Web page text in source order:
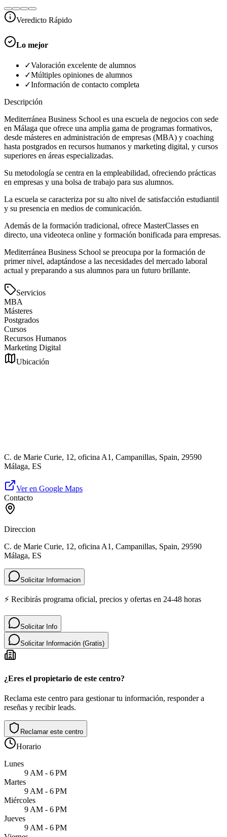
Veredicto Rápido
Lo mejor
✓Valoración excelente de alumnos
✓Múltiples opiniones de alumnos
✓Información de contacto completa
Descripción
Mediterránea Business School es una escuela de negocios con sede
en Málaga que ofrece una amplia gama de programas formativos,
desde másteres en administración de empresas (MBA) y coaching
hasta postgrados en recursos humanos y marketing digital, y cursos
superiores en áreas especializadas.
Su metodología se centra en la empleabilidad, ofreciendo prácticas
en empresas y una bolsa de trabajo para sus alumnos.
La escuela se caracteriza por su alto nivel de satisfacción estudiantil
y su presencia en medios de comunicación.
Además de la formación tradicional, ofrece MasterClasses en
directo, una videoteca online y formación bonificada para empresas.
Mediterránea Business School se preocupa por la formación de
primer nivel, adaptándose a las necesidades del mercado laboral
actual y preparando a sus alumnos para un futuro brillante.
Servicios
MBA
Másteres
Postgrados
Cursos
Recursos Humanos
Marketing Digital
Ubicación
C. de Marie Curie, 12, oficina A1, Campanillas, Spain, 29590
Málaga, ES
Ver en Google Maps
Contacto
Direccion
C. de Marie Curie, 12, oficina A1, Campanillas, Spain, 29590
Málaga, ES
Solicitar Informacion
⚡ Recibirás programa oficial, precios y ofertas en 24-48 horas
Solicitar Info
Solicitar Información (Gratis)
¿Eres el propietario de este centro?
Reclama este centro para gestionar tu información, responder a
reseñas y recibir leads.
Reclamar este centro
Horario
Lunes
9 AM - 6 PM
Martes
9 AM - 6 PM
Miércoles
9 AM - 6 PM
Jueves
9 AM - 6 PM